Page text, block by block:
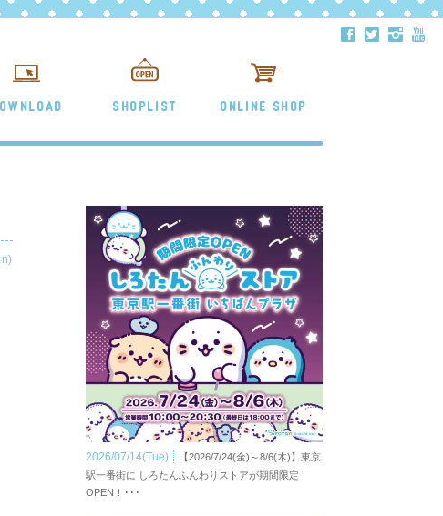
SHOPLIST ONLINE SHOP
ä å ë ð
2026/07/14(Tue)
【2026/7/24(金)～8/6(木)】東京
駅一番街に しろたんふんわりストアが期間限定
OPEN！･･･